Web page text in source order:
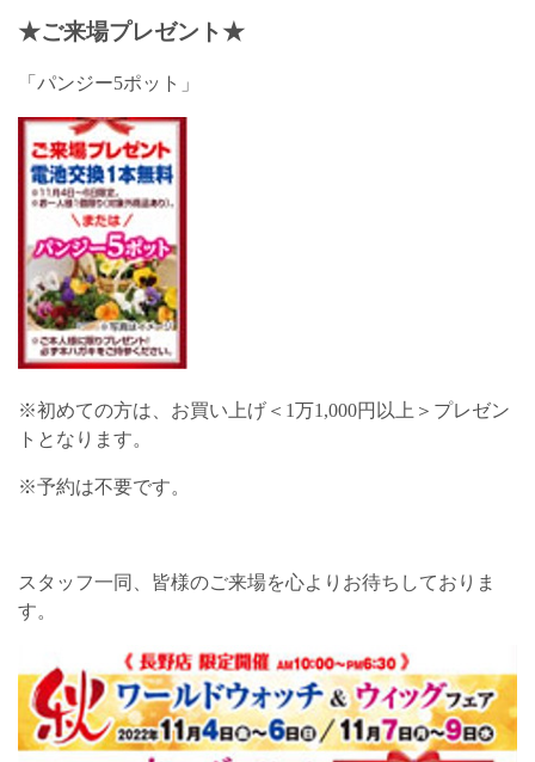
★ご来場プレゼント★
「パンジー5ポット」
※初めての方は、お買い上げ＜1万1,000円以上＞プレゼン
トとなります。
※予約は不要です。
スタッフ一同、皆様のご来場を心よりお待ちしておりま
す。